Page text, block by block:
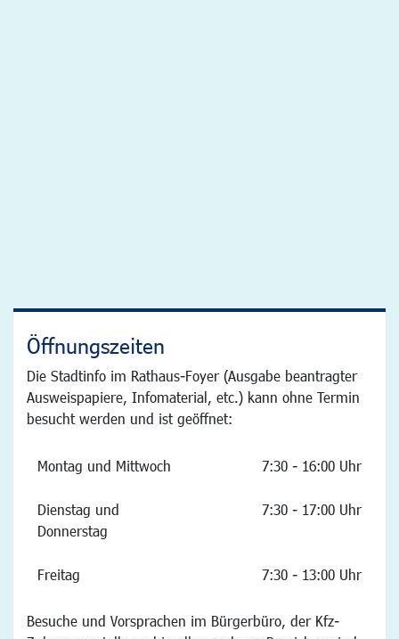
Öffnungszeiten
Die Stadtinfo im Rathaus-Foyer (Ausgabe beantragter
Ausweispapiere, Infomaterial, etc.) kann ohne Termin
besucht werden und ist geöffnet:
Montag und Mittwoch 7:30 - 16:00 Uhr
Dienstag und
Donnerstag
7:30 - 17:00 Uhr
Freitag 7:30 - 13:00 Uhr
Besuche und Vorsprachen im Bürgerbüro, der Kfz-